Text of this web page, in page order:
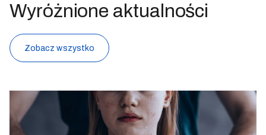
Wyróżnione aktualności
Zobacz wszystko